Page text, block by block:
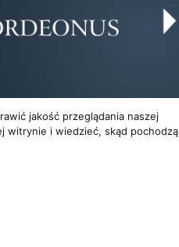
jakość przeglądania naszej
witrynie i wiedzieć, skąd pochodzą